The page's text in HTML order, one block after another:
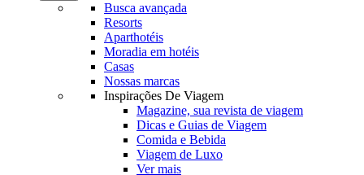
Busca avançada
Resorts
Aparthotéis
Moradia em hotéis
Casas
Nossas marcas
Inspirações De Viagem
Magazine, sua revista de viagem
Dicas e Guias de Viagem
Comida e Bebida
Viagem de Luxo
Ver mais